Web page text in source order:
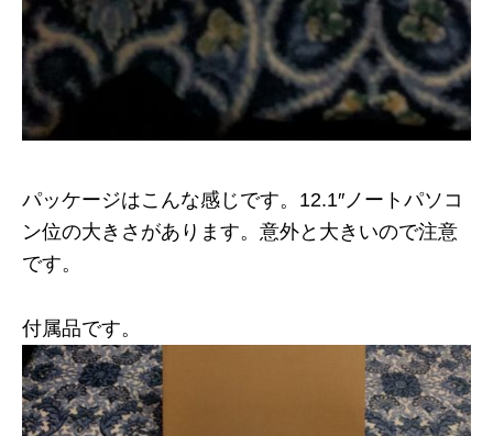
パッケージはこんな感じです。12.1″ノートパソコ
ン位の大きさがあります。意外と大きいので注意
です。
付属品です。